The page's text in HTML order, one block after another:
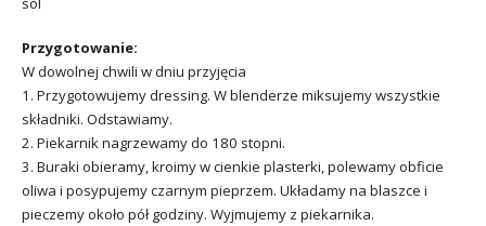
Przygotowanie:
W dowolnej chwili w dniu przyjęcia
1. Przygotowujemy dressing. W blenderze miksujemy wszystkie
składniki. Odstawiamy.
2. Piekarnik nagrzewamy do 180 stopni.
3. Buraki obieramy, kroimy w cienkie plasterki, polewamy obficie
oliwa i posypujemy czarnym pieprzem. Układamy na blaszce i
pieczemy około pół godziny. Wyjmujemy z piekarnika.